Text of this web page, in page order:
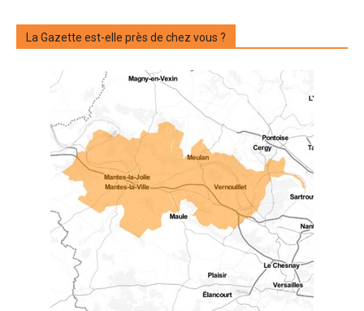
La Gazette est-elle près de chez vous ?